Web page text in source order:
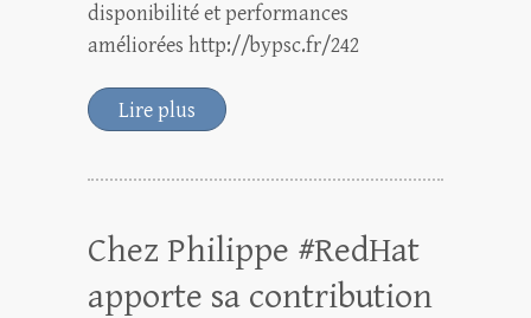
disponibilité et performances
améliorées http://bypsc.fr/242
Lire plus
Chez Philippe #RedHat
apporte sa contribution